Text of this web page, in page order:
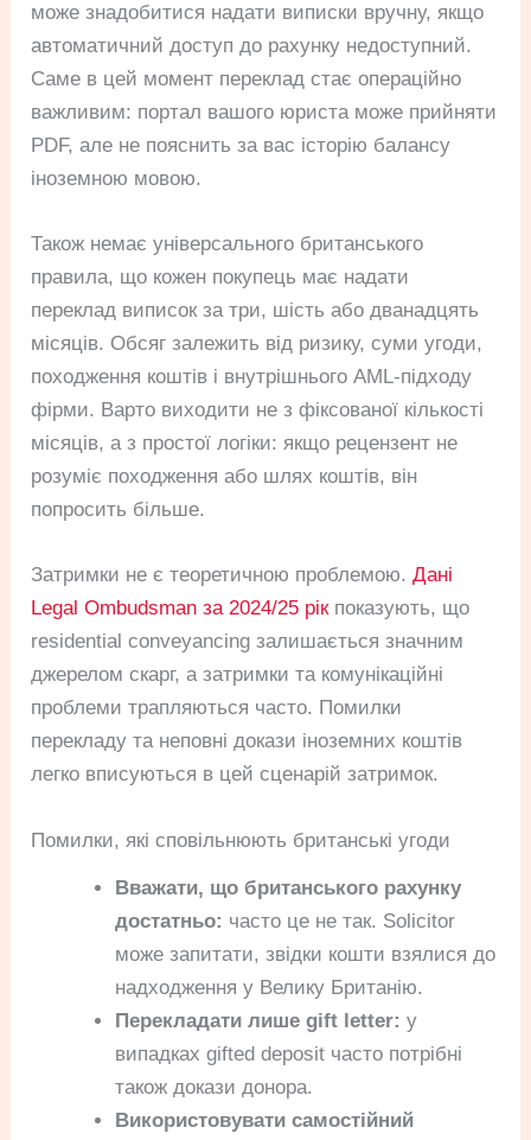
може знадобитися надати виписки вручну, якщо
автоматичний доступ до рахунку недоступний.
Саме в цей момент переклад стає операційно
важливим: портал вашого юриста може прийняти
PDF, але не пояснить за вас історію балансу
іноземною мовою.
Також немає універсального британського
правила, що кожен покупець має надати
переклад виписок за три, шість або дванадцять
місяців. Обсяг залежить від ризику, суми угоди,
походження коштів і внутрішнього AML-підходу
фірми. Варто виходити не з фіксованої кількості
місяців, а з простої логіки: якщо рецензент не
розуміє походження або шлях коштів, він
попросить більше.
Затримки не є теоретичною проблемою.Дані
Legal Ombudsman за 2024/25 рікпоказують, що
residential conveyancing залишається значним
джерелом скарг, а затримки та комунікаційні
проблеми трапляються часто. Помилки
перекладу та неповні докази іноземних коштів
легко вписуються в цей сценарій затримок.
Помилки, які сповільнюють британські угоди
Вважати, що британського рахунку
достатньо: часто це не так. Solicitor
може запитати, звідки кошти взялися до
надходження у Велику Британію.
Перекладати лише gift letter: у
випадках gifted deposit часто потрібні
також докази донора.
Використовувати самостійний